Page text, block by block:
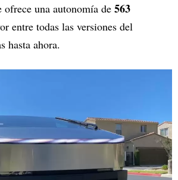
ofrece una autonomía de 563
entre todas las versiones del
hasta ahora.